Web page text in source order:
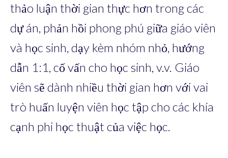
thảo luận thời gian thực hơn trong các
dự án, phản hồi phong phú giữa giáo viên
và học sinh, dạy kèm nhóm nhỏ, hướng
dẫn 1:1, cố vấn cho học sinh, v.v. Giáo
viên sẽ dành nhiều thời gian hơn với vai
trò huấn luyện viên học tập cho các khía
cạnh phi học thuật của việc học.